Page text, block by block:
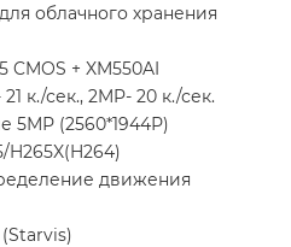
облачного хранения
CMOS + XM550AI
к./сек., 2MP- 20 к./сек.
5МР (2560*1944Р)
движения